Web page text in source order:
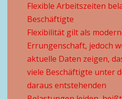
Flexible Arbeitszeiten
Beschäftigte
Flexibilität gilt als
Errungenschaft, jedoch
aktuelle Daten zeigen,
viele Beschäftigte unter
daraus entstehenden